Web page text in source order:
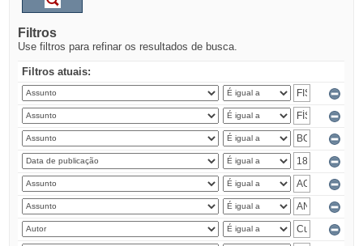
Filtros
Use filtros para refinar os resultados de busca.
Filtros atuais: